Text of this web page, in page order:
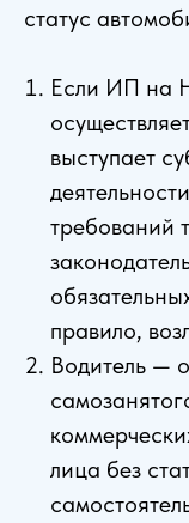
статус
Если ИП на
выступает
требований
правило,
Водитель —
лица без